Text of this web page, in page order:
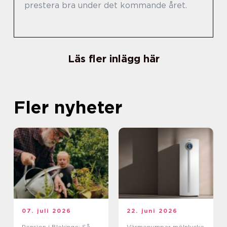
prestera bra under det kommande året.
Läs fler inlägg här
Fler nyheter
07. juli 2026 22. juni 2026